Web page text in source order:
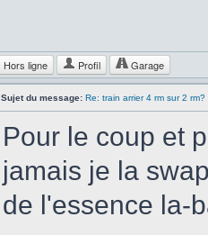
Hors ligne Profil Garage
Sujet du message: Re: train arrier 4 rm sur 2 rm?
Pour le coup et
jamais je la
de l'essence la-